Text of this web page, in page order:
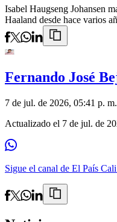
Isabel Haugseng Johansen
Haaland desde hace varios
Fernando José
7 de jul. de 2026, 05:41 p. m.
Actualizado el 7 de jul. de
Sigue el canal de El País